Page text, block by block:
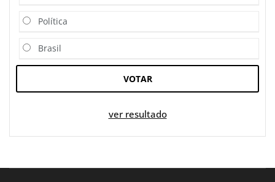
Política
Brasil
VOTAR
ver resultado